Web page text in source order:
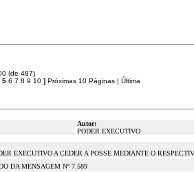
(de 487)
5 6 7 8 9 10 ] Próximas 10 Páginas | Última
Autor:
PODER EXECUTIVO
EXECUTIVO A CEDER A POSSE MEDIANTE O
DA MENSAGEM Nº 7.589